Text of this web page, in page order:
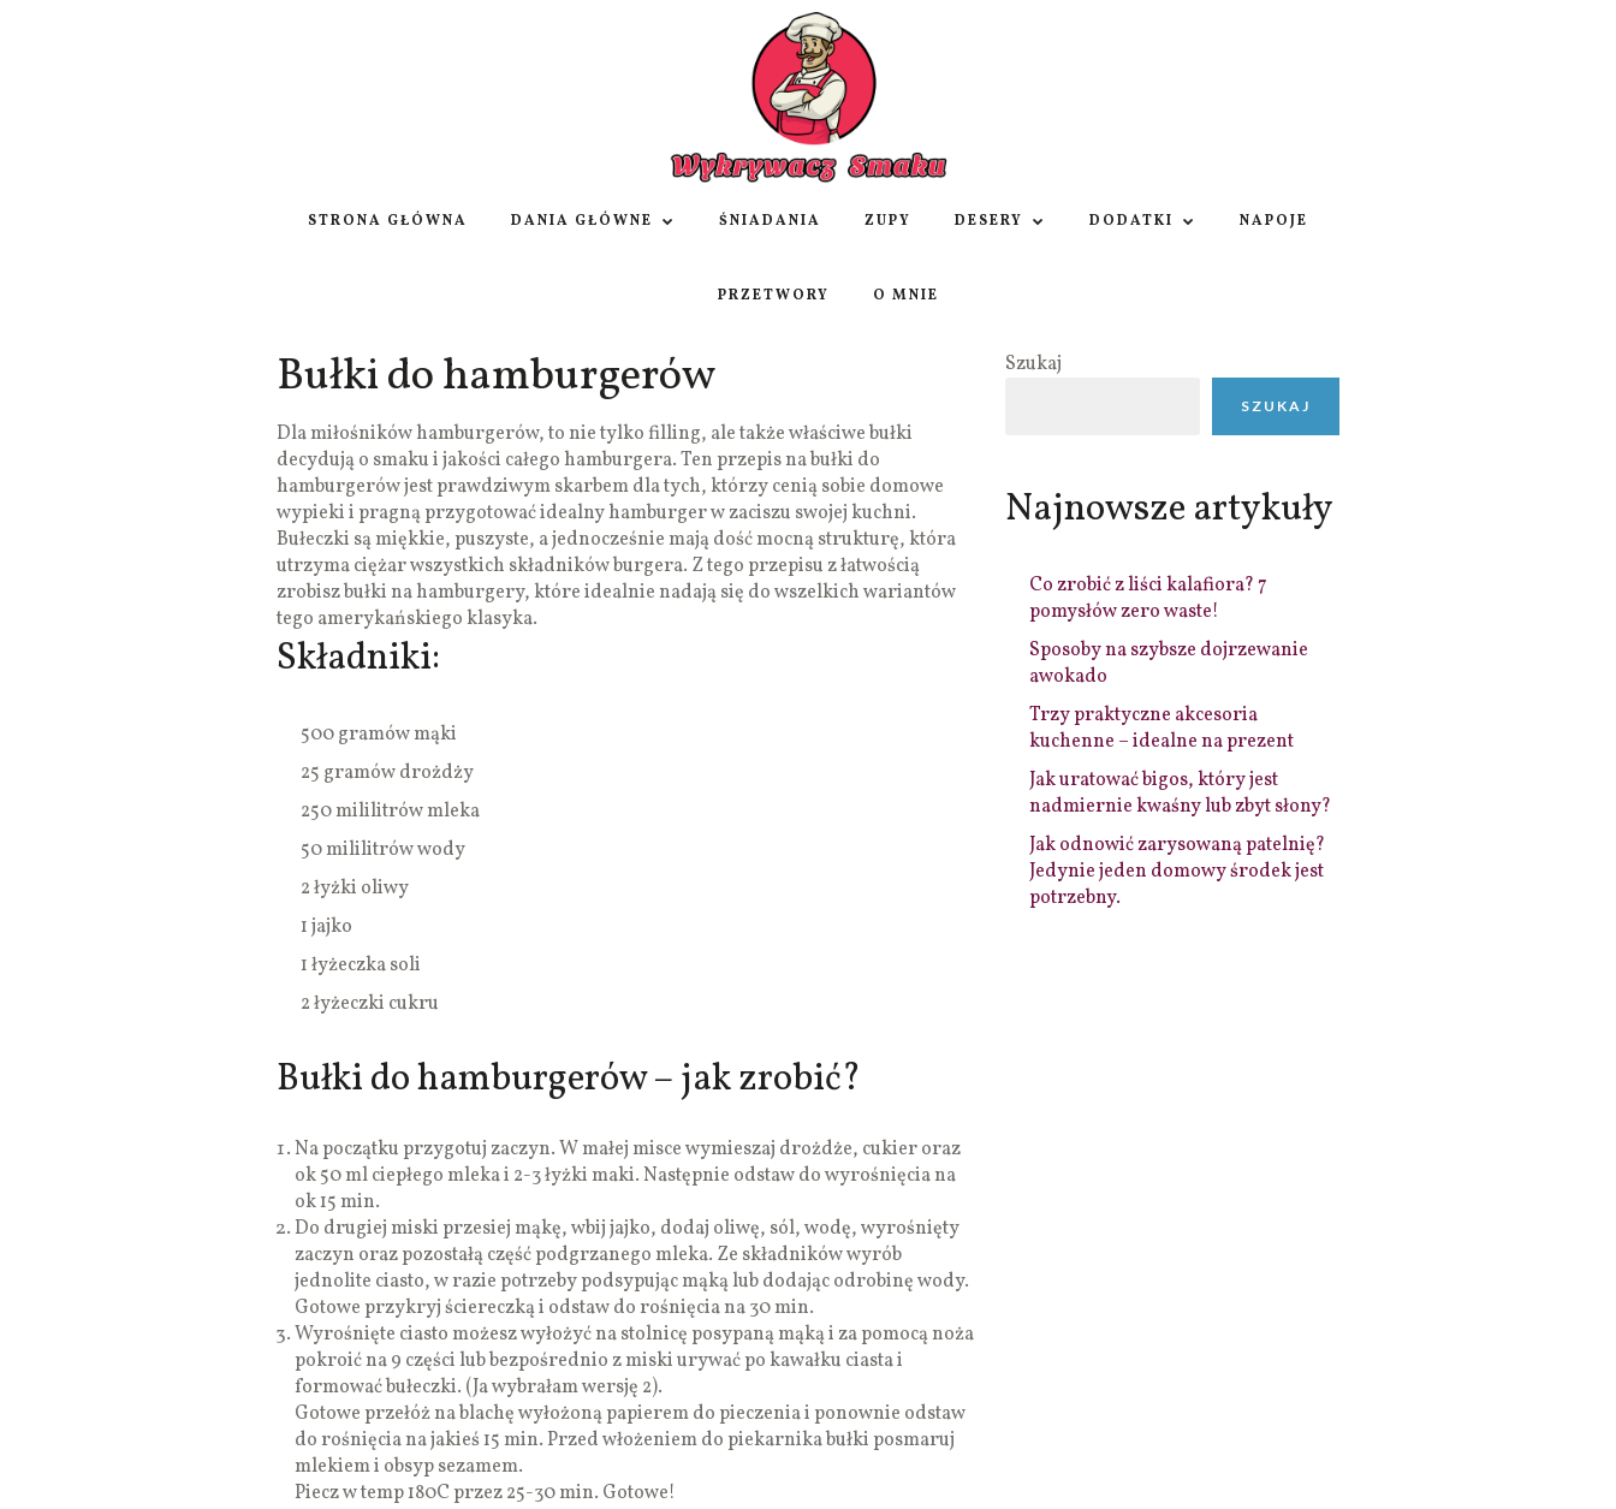
STRONA GŁÓWNA DANIA GŁÓWNE ŚNIADANIA ZUPY DESERY DODATKI NAPOJE
PRZETWORY O MNIE
Bułki do hamburgerów
Dla miłośników hamburgerów, to nie tylko filling, ale także właściwe bułki
decydują o smaku i jakości całego hamburgera. Ten przepis na bułki do
hamburgerów jest prawdziwym skarbem dla tych, którzy cenią sobie domowe
wypieki i pragną przygotować idealny hamburger w zaciszu swojej kuchni.
Bułeczki są miękkie, puszyste, a jednocześnie mają dość mocną strukturę, która
utrzyma ciężar wszystkich składników burgera. Z tego przepisu z łatwością
zrobisz bułki na hamburgery, które idealnie nadają się do wszelkich wariantów
tego amerykańskiego klasyka.
Składniki:
500 gramów mąki
25 gramów drożdży
250 mililitrów mleka
50 mililitrów wody
2 łyżki oliwy
1 jajko
1 łyżeczka soli
2 łyżeczki cukru
Bułki do hamburgerów – jak zrobić?
Na początku przygotuj zaczyn. W małej misce wymieszaj drożdże, cukier oraz
ok 50 ml ciepłego mleka i 2-3 łyżki maki. Następnie odstaw do wyrośnięcia na
ok 15 min.
Do drugiej miski przesiej mąkę, wbij jajko, dodaj oliwę, sól, wodę, wyrośnięty
zaczyn oraz pozostałą część podgrzanego mleka. Ze składników wyrób
jednolite ciasto, w razie potrzeby podsypując mąką lub dodając odrobinę wody.
Gotowe przykryj ściereczką i odstaw do rośnięcia na 30 min.
Wyrośnięte ciasto możesz wyłożyć na stolnicę posypaną mąką i za pomocą noża
pokroić na 9 części lub bezpośrednio z miski urywać po kawałku ciasta i
formować bułeczki. (Ja wybrałam wersję 2).
Gotowe przełóż na blachę wyłożoną papierem do pieczenia i ponownie odstaw
do rośnięcia na jakieś 15 min. Przed włożeniem do piekarnika bułki posmaruj
mlekiem i obsyp sezamem.
Piecz w temp 180C przez 25-30 min. Gotowe!
Szukaj
SZUKAJ
Najnowsze artykuły
Co zrobić z liści kalafiora? 7
pomysłów zero waste!
Sposoby na szybsze dojrzewanie
awokado
Trzy praktyczne akcesoria
kuchenne – idealne na prezent
Jak uratować bigos, który jest
nadmiernie kwaśny lub zbyt słony?
Jak odnowić zarysowaną patelnię?
Jedynie jeden domowy środek jest
potrzebny.